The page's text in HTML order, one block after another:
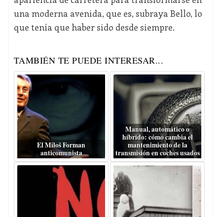
una moderna avenida, que es, subraya Bello, lo
que tenía que haber sido desde siempre.
TAMBIÉN TE PUEDE INTERESAR...
El Miloš Forman
anticomunista
Manual, automático o
híbrido: cómo cambia el
mantenimiento de la
transmisión en coches usados